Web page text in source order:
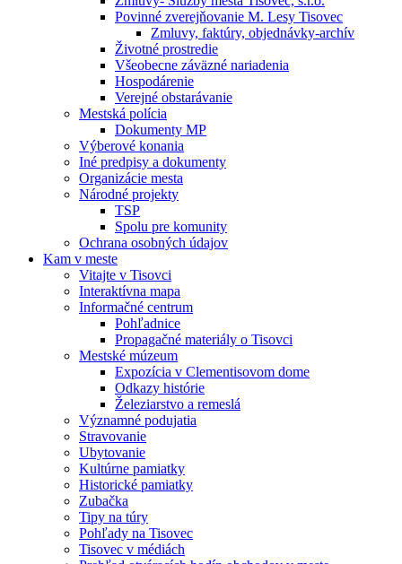
Povinné zverejňovanie M. Lesy Tisovec
Zmluvy, faktúry, objednávky-archív
Životné prostredie
Všeobecne záväzné nariadenia
Hospodárenie
Verejné obstarávanie
Mestská polícia
Dokumenty MP
Výberové konania
Iné predpisy a dokumenty
Organizácie mesta
Národné projekty
TSP
Spolu pre komunity
Ochrana osobných údajov
Kam v meste
Vitajte v Tisovci
Interaktívna mapa
Informačné centrum
Pohľadnice
Propagačné materiály o Tisovci
Mestské múzeum
Expozícia v Clementisovom dome
Odkazy histórie
Železiarstvo a remeslá
Významné podujatia
Stravovanie
Ubytovanie
Kultúrne pamiatky
Historické pamiatky
Zubačka
Tipy na túry
Pohľady na Tisovec
Tisovec v médiách